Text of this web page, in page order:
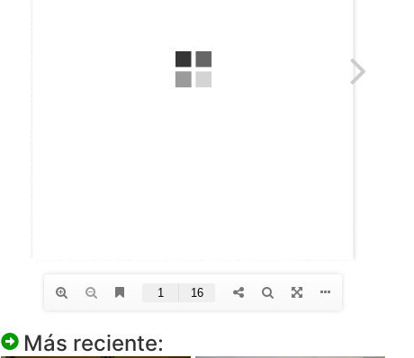
Más reciente: